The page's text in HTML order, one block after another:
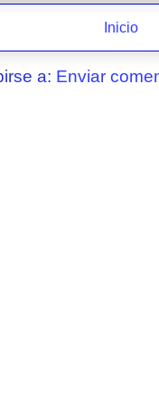
Inicio
a: Enviar